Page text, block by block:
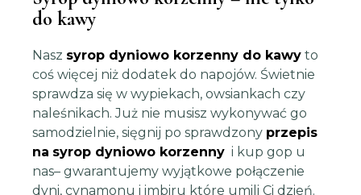
do kawy
Nasz syrop dyniowo korzenny do kawy to
coś więcej niż dodatek do napojów. Świetnie
sprawdza się w wypiekach, owsiankach czy
naleśnikach. Już nie musisz wykonywać go
samodzielnie, sięgnij po sprawdzony przepis
na syrop dyniowo korzenny i kup gop u
nas– gwarantujemy wyjątkowe połączenie
dyni, cynamonu i imbiru które umili Ci dzień.